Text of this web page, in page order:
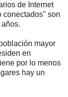
de Internet
conectados" son
mayor
en
por lo menos
hay un